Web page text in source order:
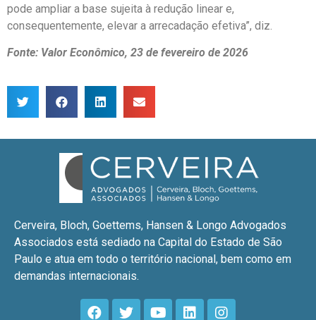
pode ampliar a base sujeita à redução linear e,
consequentemente, elevar a arrecadação efetiva”, diz.
Fonte: Valor Econômico, 23 de fevereiro de 2026
Cerveira, Bloch, Goettems, Hansen & Longo Advogados
Associados está sediado na Capital do Estado de São
Paulo e atua em todo o território nacional, bem como em
demandas internacionais.